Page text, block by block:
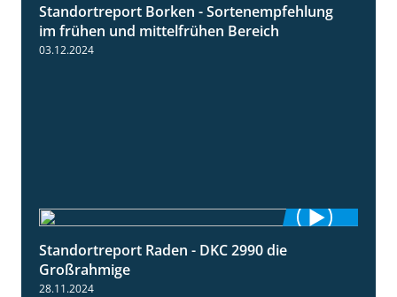
7:53
Standortreport Borken - Sortenempfehlung
im frühen und mittelfrühen Bereich
03.12.2024
Standortreport Raden - DKC 2990 die
Großrahmige
28.11.2024